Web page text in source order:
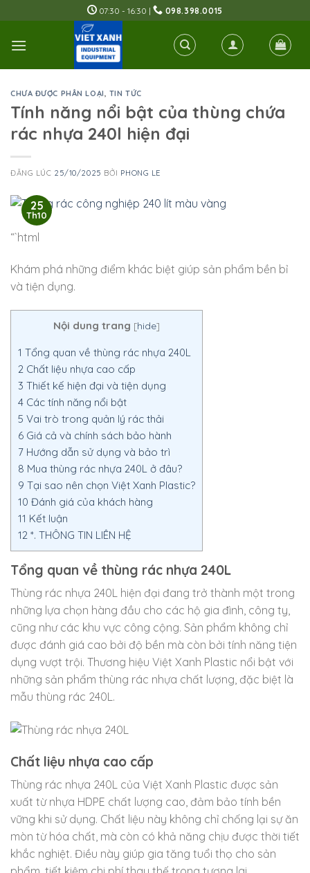
to
content
07:30 - 16:30 | 098.398.0015
CHƯA ĐƯỢC PHÂN LOẠI, TIN TỨC
Tính năng nổi bật của thùng chứa
rác nhựa 240l hiện đại
ĐĂNG LÚC 25/10/2025 BỞI PHONG LE
25
Th10
“`html
Khám phá những điểm khác biệt giúp sản phẩm bền bỉ
và tiện dụng.
Nội dung trang [hide]
1 Tổng quan về thùng rác nhựa 240L
2 Chất liệu nhựa cao cấp
3 Thiết kế hiện đại và tiện dụng
4 Các tính năng nổi bật
5 Vai trò trong quản lý rác thải
6 Giá cả và chính sách bảo hành
7 Hướng dẫn sử dụng và bảo trì
8 Mua thùng rác nhựa 240L ở đâu?
9 Tại sao nên chọn Việt Xanh Plastic?
10 Đánh giá của khách hàng
11 Kết luận
12 *. THÔNG TIN LIÊN HỆ
Tổng quan về thùng rác nhựa 240L
Thùng rác nhựa 240L hiện đại đang trở thành một trong
những lựa chọn hàng đầu cho các hộ gia đình, công ty,
cũng như các khu vực công cộng. Sản phẩm không chỉ
được đánh giá cao bởi độ bền mà còn bởi tính năng tiện
dụng vượt trội. Thương hiệu Việt Xanh Plastic nổi bật với
những sản phẩm thùng rác nhựa chất lượng, đặc biệt là
mẫu thùng rác 240L.
Chất liệu nhựa cao cấp
Thùng rác nhựa 240L của Việt Xanh Plastic được sản
xuất từ nhựa HDPE chất lượng cao, đảm bảo tính bền
vững khi sử dụng. Chất liệu này không chỉ chống lại sự ăn
mòn từ hóa chất, mà còn có khả năng chịu được thời tiết
khắc nghiệt. Điều này giúp gia tăng tuổi thọ cho sản